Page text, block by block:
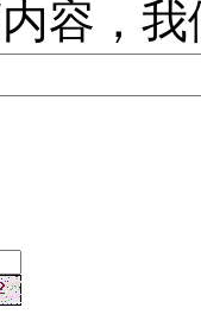
容，